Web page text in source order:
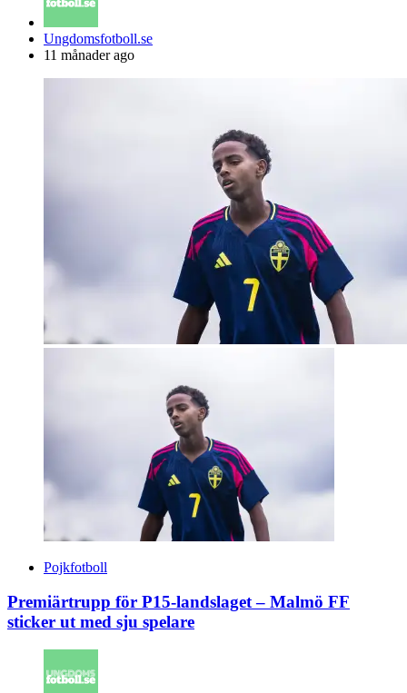
Posted
by
Ungdomsfotboll.se
11 månader ago
Pojkfotboll
Premiärtrupp för P15-landslaget – Malmö FF
sticker ut med sju spelare